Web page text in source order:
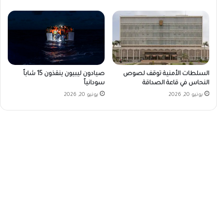
السلطات الأمنية توقف لصوص
النحاس في قاعة الصداقة
يونيو 20, 2026
صيادون ليبيون ينقذون 15 شاباً
سودانياً
يونيو 20, 2026